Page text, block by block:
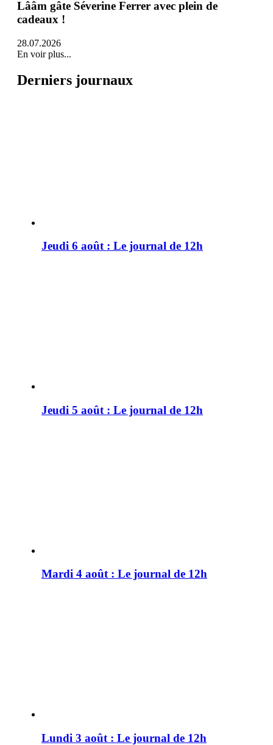
Lââm gâte Séverine Ferrer avec plein de
cadeaux !
28.07.2026
En voir plus...
Derniers journaux
Jeudi 6 août : Le journal de 12h
Jeudi 5 août : Le journal de 12h
Mardi 4 août : Le journal de 12h
Lundi 3 août : Le journal de 12h